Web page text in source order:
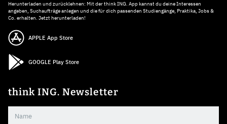
Herunterladen und zurücklehnen: Mit der think ING. App kannst du deine Interessen
angeben, Suchaufträge anlegen und die für dich passenden Studiengänge, Praktika, Jobs &
Co. erhalten. Jetzt herunterladen!
APPLE App Store
GOOGLE Play Store
think ING. Newsletter